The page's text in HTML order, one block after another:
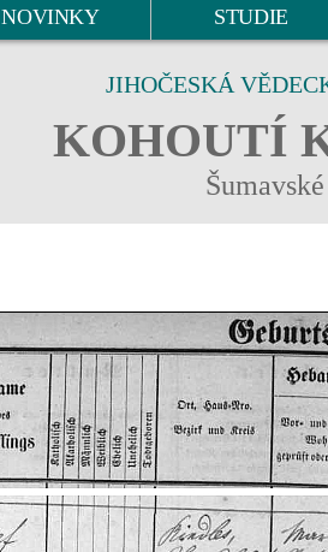
NOVINKY STUDIE
JIHOČESKÁ
KOHOUTÍ